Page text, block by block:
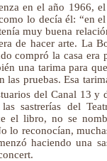
en el año 1966,
lo decía él: “en
muy buena
de hacer arte. La
compró la casa era
una tarima para
las pruebas. Esa
del Canal 13 y
sastrerías del
el libro, no se
lo reconocían,
haciendo una